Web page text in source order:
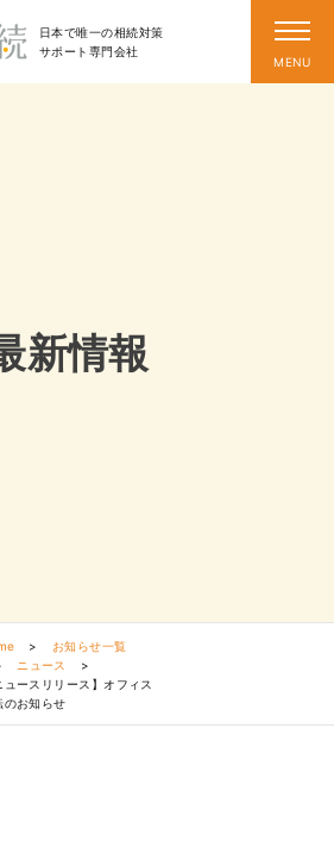
日本で唯一の相続対策
サポート 専門会社
新情報
>
お知らせ一覧
ニュース
>
ュースリリース】オフィス
のお知らせ